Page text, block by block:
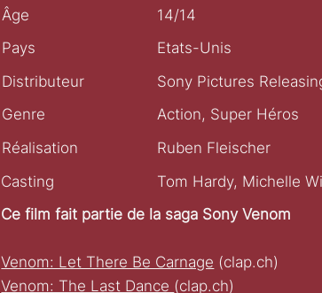
Âge
14/14
Pays
Etats-Unis
Distributeur
Sony Pictures
Genre
Action, Super Héros
Réalisation
Ruben Fleischer
Casting
Tom Hardy, Michelle
Ce film fait partie de la saga Sony Venom
Venom: Let There Be Carnage (clap.ch)
Venom: The Last Dance (clap.ch)